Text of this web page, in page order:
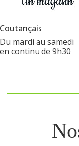
Coutançais
Du mardi au samedi
en continu de 9h30